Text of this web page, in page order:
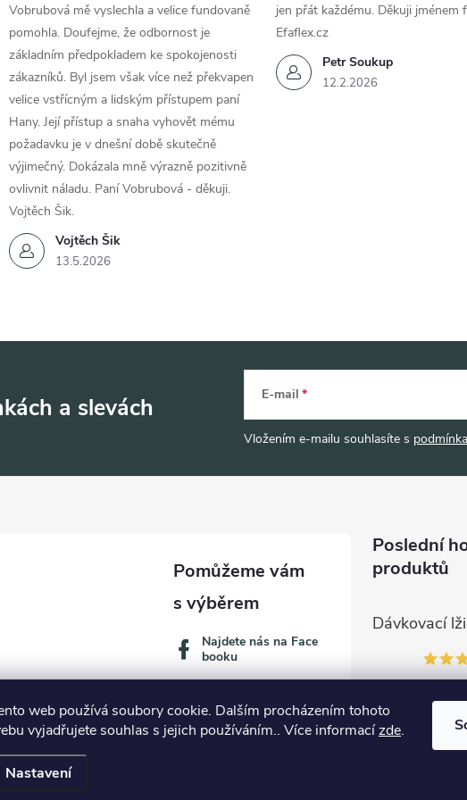
web používá soubory cookie. Dalším procházením tohoto
vyjadřujete souhlas s jejich používáním.. Více informacízde.
Nastavení
Vojtěch Šik
13.5.2026
Vobrubová mě vyslechla a velice fundovaně
pomohla. Doufejme, že odbornost je
základním předpokladem ke spokojenosti
zákazníků. Byl jsem však více než překvapen
velice vstřícným a lidským přístupem paní
Hany. Její přístup a snaha vyhovět mému
požadavku je v dnešní době skutečně
výjimečný. Dokázala mně výrazně pozitivně
ovlivnit náladu. Paní Vobrubová - děkuji.
Vojtěch Šik.
Petr Soukup
12.2.2026
jen přát každému. Děkuji jménem
Efaflex.cz
a slevách E-mail
Vložením e-mailu souhlasíte s
Najdete nás na Face
booku
Poslední
produktů